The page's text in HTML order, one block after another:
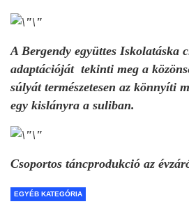
A Bergendy együttes Iskolatáska
adaptációját tekinti meg a
súlyát természetesen az könnyíti
egy kislányra a suliban.
Csoportos táncprodukció az
EGYÉB KATEGÓRIA